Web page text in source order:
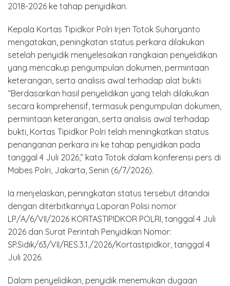
2018-2026 ke tahap penyidikan.
Kepala Kortas Tipidkor Polri Irjen Totok Suharyanto
mengatakan, peningkatan status perkara dilakukan
setelah penyidik menyelesaikan rangkaian penyelidikan
yang mencakup pengumpulan dokumen, permintaan
keterangan, serta analisis awal terhadap alat bukti.
“Berdasarkan hasil penyelidikan yang telah dilakukan
secara komprehensif, termasuk pengumpulan dokumen,
permintaan keterangan, serta analisis awal terhadap
bukti, Kortas Tipidkor Polri telah meningkatkan status
penanganan perkara ini ke tahap penyidikan pada
tanggal 4 Juli 2026,” kata Totok dalam konferensi pers di
Mabes Polri, Jakarta, Senin (6/7/2026).
Ia menjelaskan, peningkatan status tersebut ditandai
dengan diterbitkannya Laporan Polisi nomor
LP/A/6/VII/2026 KORTASTIPIDKOR POLRI, tanggal 4 Juli
2026 dan Surat Perintah Penyidikan Nomor:
SP.Sidik/63/VII/RES.3.1./2026/Kortastipidkor, tanggal 4
Juli 2026.
Dalam penyelidikan, penyidik menemukan dugaan